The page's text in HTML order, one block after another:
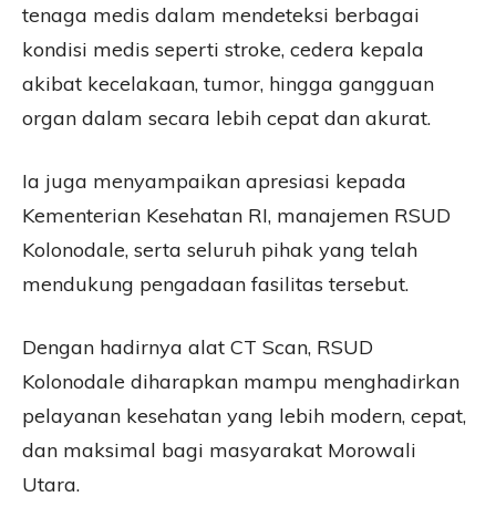
tenaga medis dalam mendeteksi berbagai
kondisi medis seperti stroke, cedera kepala
akibat kecelakaan, tumor, hingga gangguan
organ dalam secara lebih cepat dan akurat.
Ia juga menyampaikan apresiasi kepada
Kementerian Kesehatan RI, manajemen RSUD
Kolonodale, serta seluruh pihak yang telah
mendukung pengadaan fasilitas tersebut.
Dengan hadirnya alat CT Scan, RSUD
Kolonodale diharapkan mampu menghadirkan
pelayanan kesehatan yang lebih modern, cepat,
dan maksimal bagi masyarakat Morowali
Utara.